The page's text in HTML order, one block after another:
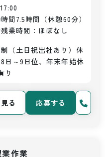
間7.5時間（休憩60分）
業時間：ほぼなし
（土日祝出社あり）休
日～9日位、年末年始休
り
る 応募する
作業